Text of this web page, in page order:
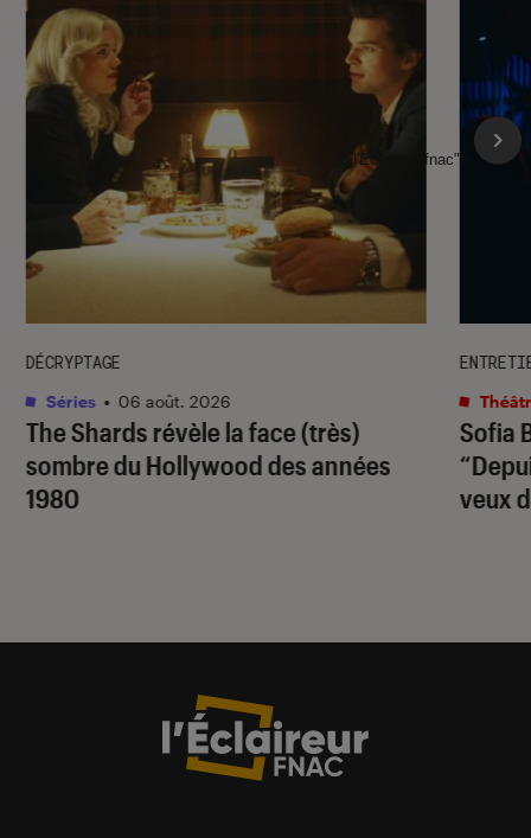
The Shards révèle la face (très)
sombre du Hollywood des années
1980
DÉCRYPTAGE
Séries • 06 août. 2026
Sofia
veux
l'Éclaireur fnac">